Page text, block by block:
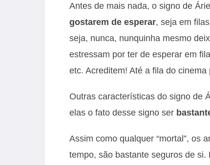
Antes de mais nada, o signo de
gostarem de esperar, seja em
seja, nunca, nunquinha mesmo
estressam por ter de esperar em
etc. Acreditem! Até a fila do
Outras características do signo de
elas o fato desse signo ser
Assim como qualquer “mortal”, os
tempo, são bastante seguros de